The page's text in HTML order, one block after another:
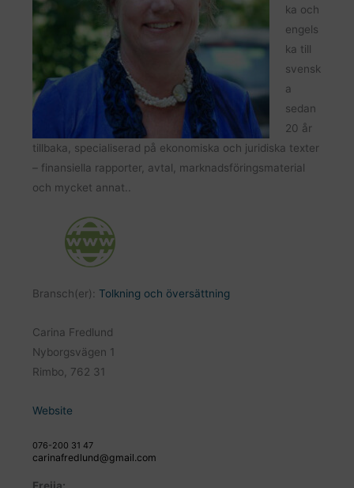
ka och
engels
ka till
svensk
a
sedan
20 år
tillbaka, specialiserad på ekonomiska och juridiska texter
– finansiella rapporter, avtal, marknadsföringsmaterial
och mycket annat..
Bransch(er): Tolkning och översättning
Carina Fredlund
Nyborgsvägen 1
Rimbo, 762 31
Website
076-200 31 47
carinafredlund@gmail.com
Freija: